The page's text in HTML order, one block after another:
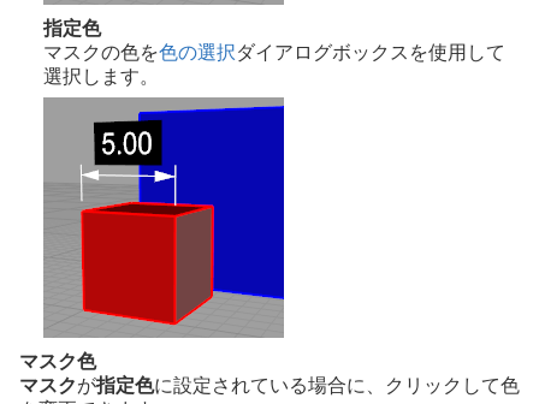
指定色
マスクの色を色の選択ダイアログボックスを使用して
選択します。
マスク色
マスクが指定色に設定されている場合に、クリックして色